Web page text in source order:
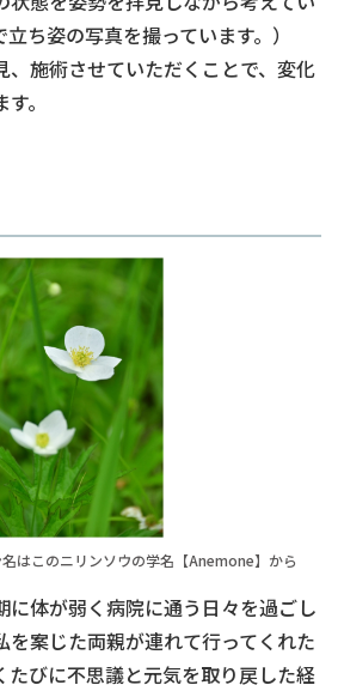
ち姿の写真を撮っています。）
、施術させていただくことで、変化
。
はこのニリンソウの学名【Anemone】から
に体が弱く病院に通う日々を過ごし
を案じた両親が連れて行ってくれた
たびに不思議と元気を取り戻した経